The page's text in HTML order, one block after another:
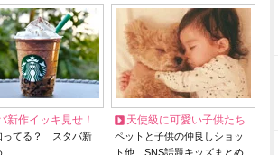
新作イッキ見せ！
ってる？ スタバ新
天使級に可愛い子供たち
ペットと子供の仲良しショッ
ト他、SNS話題キッズまとめ